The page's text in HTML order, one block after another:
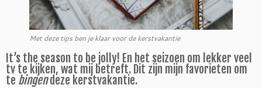
Met deze tips ben je klaar voor de kerstvakantie
It’s the season to be jolly! En het seizoen om lekker veel
tv te kijken, wat mij betreft. Dit zijn mijn favorieten om
te bingendeze kerstvakantie.